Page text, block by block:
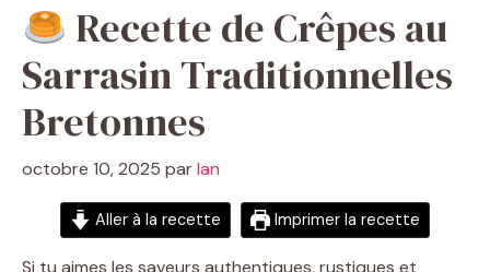
Recette de Crêpes au
Sarrasin Traditionnelles
Bretonnes
octobre 10, 2025 parIan
Aller à la recette Imprimer la recette
Si tu aimes les saveurs authentiques, rustiques et